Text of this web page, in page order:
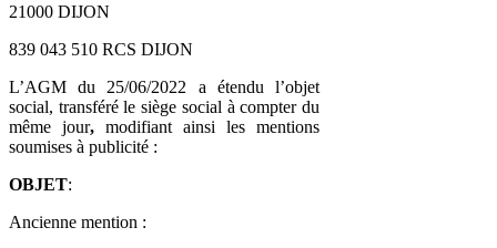
21000 DIJON
839 043 510 RCS DIJON
L’AGM du 25/06/2022 a étendu l’objet
social, transféré le siège social à compter du
même jour, modifiant ainsi les mentions
soumises à publicité :
OBJET:
Ancienne mention :